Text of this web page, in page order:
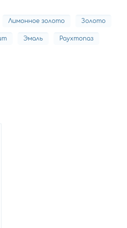
Лимонное золото Золото
Эмаль Раухтопаз